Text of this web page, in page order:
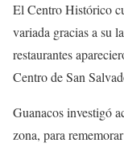
El Centro Histórico
variada gracias a su
restaurantes
Centro de San
Guanacos investigó
zona, para